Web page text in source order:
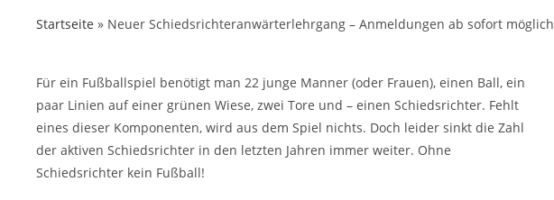
Startseite » Neuer Schiedsrichteranwärterlehrgang – Anmeldungen ab sofort möglich
Für ein Fußballspiel benötigt man 22 junge Manner (oder Frauen), einen Ball, ein
paar Linien auf einer grünen Wiese, zwei Tore und – einen Schiedsrichter. Fehlt
eines dieser Komponenten, wird aus dem Spiel nichts. Doch leider sinkt die Zahl
der aktiven Schiedsrichter in den letzten Jahren immer weiter. Ohne
Schiedsrichter kein Fußball!